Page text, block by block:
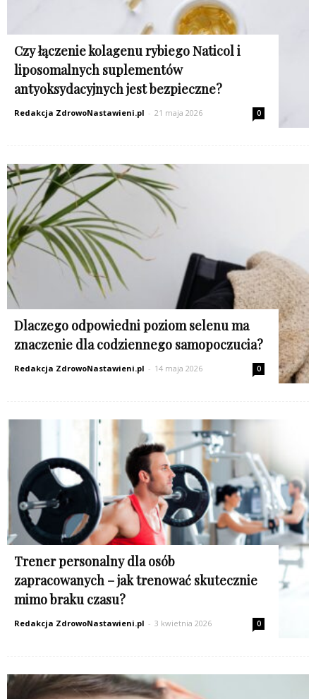
Czy łączenie kolagenu rybiego Naticol i
liposomalnych suplementów
antyoksydacyjnych jest bezpieczne?
Redakcja ZdrowoNastawieni.pl - 21 maja 2026 0
Dlaczego odpowiedni poziom selenu ma
znaczenie dla codziennego samopoczucia?
Redakcja ZdrowoNastawieni.pl - 14 maja 2026 0
Trener personalny dla osób
zapracowanych – jak trenować skutecznie
mimo braku czasu?
Redakcja ZdrowoNastawieni.pl - 3 kwietnia 2026 0